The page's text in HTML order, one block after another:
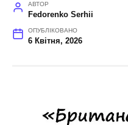
АВТОР
Fedorenko Serhii
ОПУБЛІКОВАНО
6 Квітня, 2026